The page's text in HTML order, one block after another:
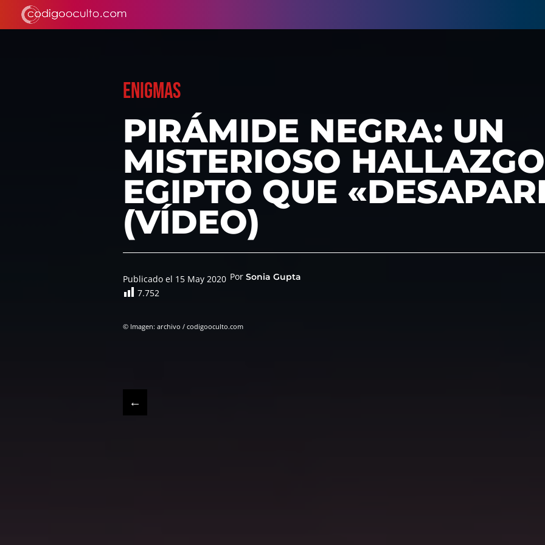
ENIGMAS
PIRÁMIDE NEGRA: UN
MISTERIOSO
EGIPTO QUE
(VÍDEO)
Publicado el 15 May 2020 Por Sonia Gupta
7.752
© Imagen: archivo / codigooculto.com
←